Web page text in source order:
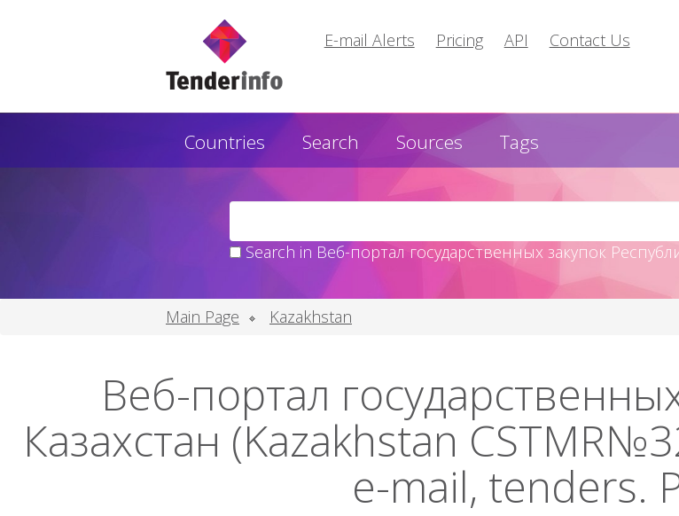
E-mail Alerts Pricing API Contact Us
Countries Search Sources Tags
Search in Веб-портал государственных закупок
Main Page
Kazakhstan
Веб-портал
Казахстан (Kazakhstan
e-mail, tenders.